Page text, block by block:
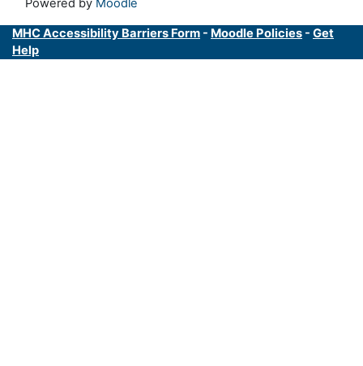
Powered by Moodle
MHC Accessibility Barriers Form - Moodle Policies - Get
Help